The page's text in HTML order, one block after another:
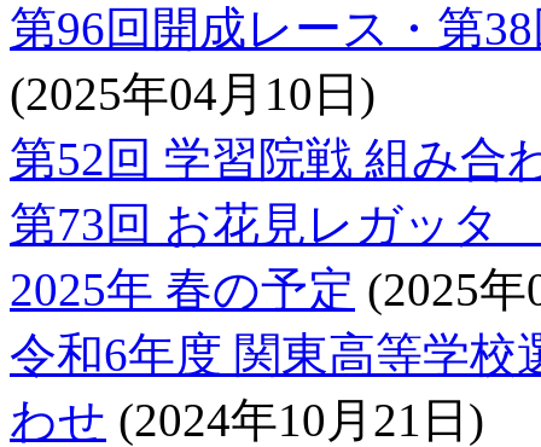
第96回開成レース・第
(2025年04月10日)
第52回 学習院戦 組み合
第73回 お花見レガッタ
2025年 春の予定 (2025
令和6年度 関東高等学
わせ (2024年10月21日)